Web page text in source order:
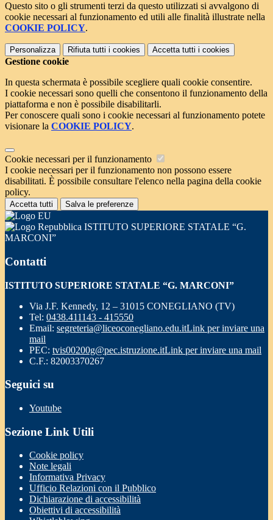
Questo sito o gli strumenti terzi da questo utilizzati si avvalgono di
cookie necessari al funzionamento ed utili alle finalità illustrate nella
COOKIE POLICY.
Personalizza Rifiuta tutti i cookies Accetta tutti i cookies
Gestione cookie
In questa schermata è possibile scegliere quali cookie consentire.
I cookie necessari sono quelli che consentono il funzionamento della
piattaforma e non è possibile disabilitarli.
Per conoscere quali sono i cookie necessari al funzionamento potete
visionare la COOKIE POLICY.
Cookie necessari per il funzionamento
I cookie necessari per il funzionamento non possono essere
disabilitati. È possibile consultare l'elenco nella pagina della cookie
policy.
Accetta tutti Salva le preferenze
ISTITUTO SUPERIORE STATALE “G.
MARCONI”
Contatti
ISTITUTO SUPERIORE STATALE “G. MARCONI”
Via J.F. Kennedy, 12 – 31015 CONEGLIANO (TV)
Tel: 0438.411143 - 415550
Email: segreteria@liceoconegliano.edu.itLink per inviare una
mail
PEC: tvis00200g@pec.istruzione.itLink per inviare una mail
C.F.: 82003370267
Seguici su
Youtube
Sezione Link Utili
Cookie policy
Note legali
Informativa Privacy
Ufficio Relazioni con il Pubblico
Dichiarazione di accessibilità
Obiettivi di accessibilità